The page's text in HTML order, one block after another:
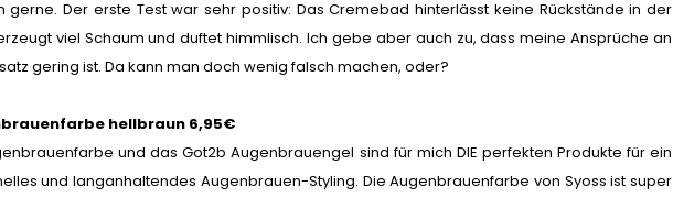
gerne. Der erste Test war sehr positiv: Das Cremebad hinterlässt keine Rückstände in der
viel Schaum und duftet himmlisch. Ich gebe aber auch zu, dass meine Ansprüche an
gering ist. Da kann man doch wenig falsch machen, oder?
hellbraun 6,95€
und das Got2b Augenbrauengel sind für mich DIE perfekten Produkte für ein
und langanhaltendes Augenbrauen-Styling. Die Augenbrauenfarbe von Syoss ist super